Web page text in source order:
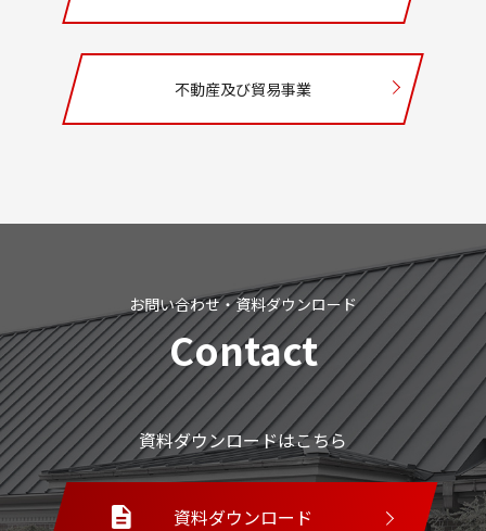
不動産及び貿易事業
お問い合わせ・資料ダウンロード
Contact
資料ダウンロードはこちら
資料ダウンロード